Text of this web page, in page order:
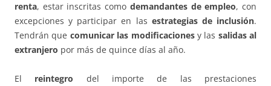
renta, estar inscritas como demandantes de empleo, con
excepciones y participar en las estrategias de inclusión.
Tendrán que comunicar las modificacionesy las salidas al
extranjero por más de quince días al año.
El reintegro del importe de las prestaciones